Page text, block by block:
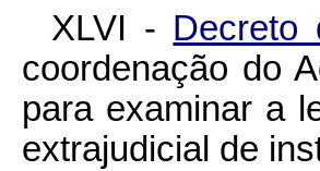
XLVI -
coordenação do
para examinar a
extrajudicial de